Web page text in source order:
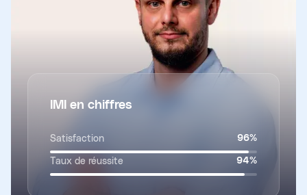
IMI en chiffres
Satisfaction 96%
Taux de réussite 94%